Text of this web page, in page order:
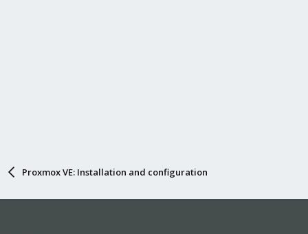
Proxmox VE: Installation and configuration